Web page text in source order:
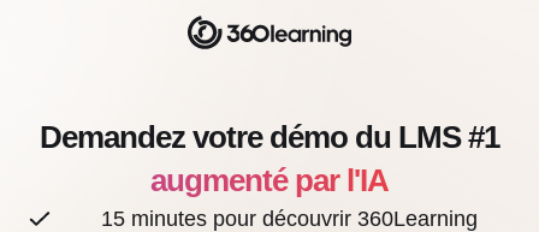
Demandez votre démo du LMS #1
augmenté par l'IA
15 minutes pour découvrir 360Learning